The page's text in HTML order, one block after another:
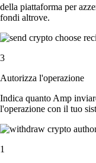
della piattaforma per
fondi altrove.
3
Autorizza l'operazione
Indica quanto Amp
l'operazione con il tuo
1